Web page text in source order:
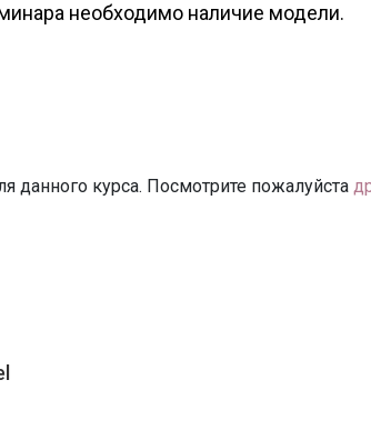
необходимо наличие модели.
курса. Посмотрите пожалуйста